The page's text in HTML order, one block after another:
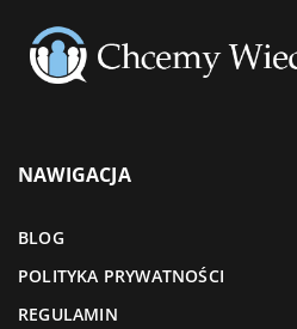
NAWIGACJA
BLOG
POLITYKA PRYWATNOŚCI
REGULAMIN